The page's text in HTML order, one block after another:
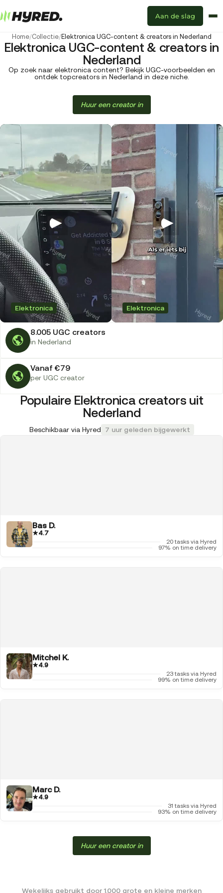
Aan de slag
Home/Collectie/Elektronica UGC-content & creators in Nederland
Elektronica UGC-content & creators in
Nederland
Op zoek naar elektronica content? Bekijk UGC-voorbeelden en
ontdek topcreators in Nederland in deze niche.
Huur een creator in
8.005 UGC creators
in Nederland
Elektronica Elektronica
Vanaf €79
per UGC creator
Populaire Elektronica creators uit
Nederland
Beschikbaar via Hyred 7 uur geleden bijgewerkt
Bas D.
★4.7
20 tasks via Hyred
97% on time delivery
Mitchel K.
★4.9
23 tasks via Hyred
99% on time delivery
Marc D.
★4.9
31 tasks via Hyred
93% on time delivery
Huur een creator in
Wekelijks gebruikt door 1.000 grote en kleine merken